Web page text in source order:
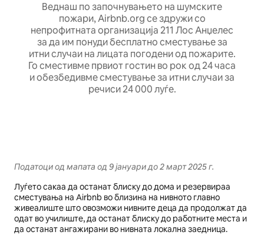
Веднаш по започнувањето на шумските
пожари, Airbnb.org се здружи со
непрофитната организација 211 Лос Анџелес
за да им понуди бесплатно сместување за
итни случаи на лицата погодени од пожарите.
Го сместивме првиот гостин во рок од 24 часа
и обезбедивме сместување за итни случаи за
речиси 24 000 луѓе.
Податоци од мапата од 9 јануари до 2 март 2025 г.
Луѓето сакаа да останат блиску до дома и резервираа
сместувања на Airbnb во близина на нивното главно
живеалиште што овозможи нивните деца да продолжат да
одат во училиште, да останат блиску до работните места и
да останат ангажирани во нивната локална заедница.